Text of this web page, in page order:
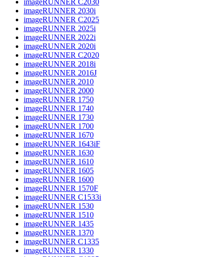
imageRUNNER 2030i
imageRUNNER C2025
imageRUNNER 2025i
imageRUNNER 2022i
imageRUNNER 2020i
imageRUNNER C2020
imageRUNNER 2018i
imageRUNNER 2016J
imageRUNNER 2010
imageRUNNER 2000
imageRUNNER 1750
imageRUNNER 1740
imageRUNNER 1730
imageRUNNER 1700
imageRUNNER 1670
imageRUNNER 1643iF
imageRUNNER 1630
imageRUNNER 1610
imageRUNNER 1605
imageRUNNER 1600
imageRUNNER 1570F
imageRUNNER C1533i
imageRUNNER 1530
imageRUNNER 1510
imageRUNNER 1435
imageRUNNER 1370
imageRUNNER C1335
imageRUNNER 1330